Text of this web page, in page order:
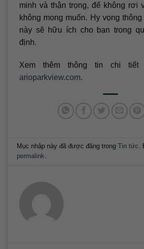
minh và thận trọng, để không rơi
không mong muốn. Hy vọng
này sẽ hữu ích cho bạn trong
định.
Xem thêm thông tin chi tiết
arioparkview.com.
Mục nhập này đã được đăng trongTin tức
permalink